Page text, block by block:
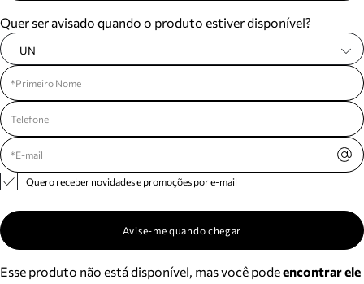
Quer ser avisado quando o produto estiver disponível?
UN
Quero receber novidades e promoções por e-mail
Avise-me quando chegar
Esse produto não está disponível, mas você podeencontrar ele